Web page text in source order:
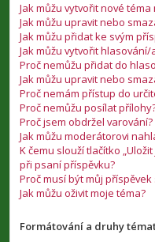
Jak můžu vytvořit nové
Jak můžu upravit nebo
Jak můžu přidat ke svým
Jak můžu vytvořit hlasování/
Proč nemůžu přidat do
Jak můžu upravit nebo
Proč nemám přístup do
Proč nemůžu posílat
Proč jsem obdržel varování?
Jak můžu moderátorovi
K čemu slouží tlačítko
při psaní příspěvku?
Proč musí být můj příspěvek
Jak můžu oživit moje téma?
Formátování a druhy